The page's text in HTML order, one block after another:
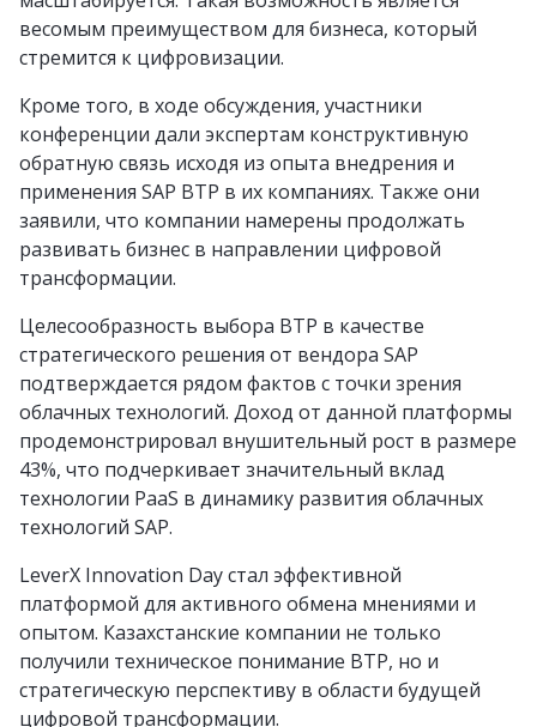
весомым преимуществом для бизнеса, который
стремится к цифровизации.
Кроме того, в ходе обсуждения, участники
конференции дали экспертам конструктивную
обратную связь исходя из опыта внедрения и
применения SAP BTP в их компаниях. Также они
заявили, что компании намерены продолжать
развивать бизнес в направлении цифровой
трансформации.
Целесообразность выбора BTP в качестве
стратегического решения от вендора SAP
подтверждается рядом фактов с точки зрения
облачных технологий. Доход от данной платформы
продемонстрировал внушительный рост в размере
43%, что подчеркивает значительный вклад
технологии PaaS в динамику развития облачных
технологий SAP.
LeverX Innovation Day стал эффективной
платформой для активного обмена мнениями и
опытом. Казахстанские компании не только
получили техническое понимание BTP, но и
стратегическую перспективу в области будущей
цифровой трансформации.